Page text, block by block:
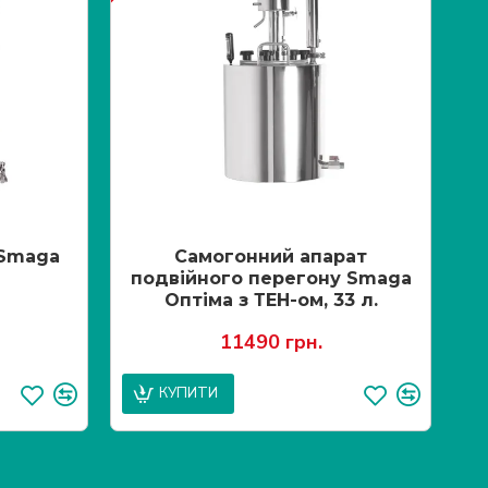
Самогонний апарат
подвійного перегону Smaga
Оптіма з ТЕН-ом, 33 л.
11490 грн.
КУПИТИ